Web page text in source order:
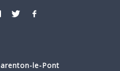
le-Pont